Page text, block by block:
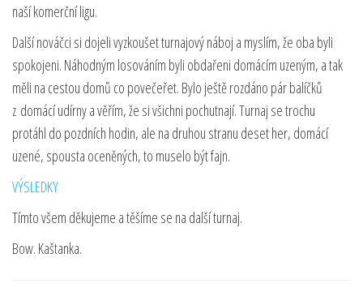
naší komerční ligu.
Další nováčci si dojeli vyzkoušet turnajový náboj a myslím, že oba byli
spokojeni. Náhodným losováním byli obdařeni domácím uzeným, a tak
měli na cestou domů co povečeřet. Bylo ještě rozdáno pár balíčků
z domácí udírny a věřím, že si všichni pochutnají. Turnaj se trochu
protáhl do pozdních hodin, ale na druhou stranu deset her, domácí
uzené, spousta oceněných, to muselo být fajn.
VÝSLEDKY
Tímto všem děkujeme a těšíme se na další turnaj.
Bow. Kaštanka.